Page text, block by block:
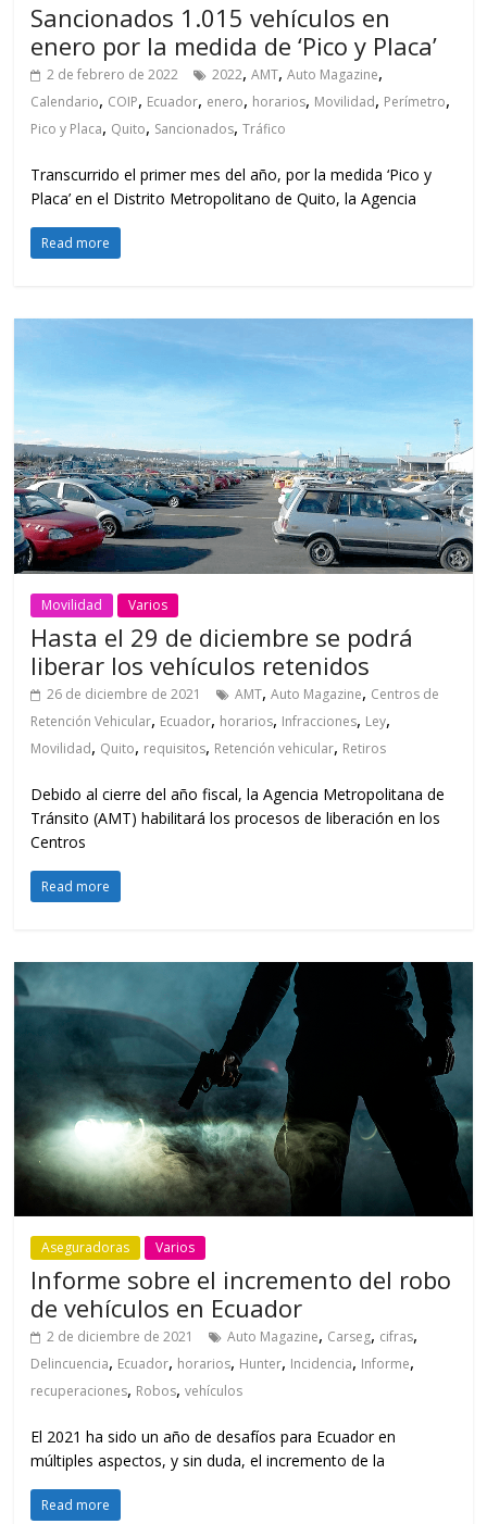
Sancionados 1.015 vehículos en
enero por la medida de ‘Pico y Placa’
2 de febrero de 2022 2022,AMT,Auto Magazine,
Calendario, COIP, Ecuador, enero, horarios, Movilidad, Perímetro,
Pico y Placa, Quito, Sancionados,Tráfico
Transcurrido el primer mes del año, por la medida ‘Pico y
Placa’ en el Distrito Metropolitano de Quito, la Agencia
Read more
Movilidad Varios
Hasta el 29 de diciembre se podrá
liberar los vehículos retenidos
26 de diciembre de 2021 AMT,Auto Magazine, Centros de
Retención Vehicular, Ecuador, horarios, Infracciones, Ley,
Movilidad, Quito, requisitos, Retención vehicular, Retiros
Debido al cierre del año fiscal, la Agencia Metropolitana de
Tránsito (AMT) habilitará los procesos de liberación en los
Centros
Read more
Aseguradoras Varios
Informe sobre el incremento del robo
de vehículos en Ecuador
2 de diciembre de 2021 Auto Magazine, Carseg, cifras,
Delincuencia, Ecuador, horarios, Hunter, Incidencia, Informe,
recuperaciones, Robos,vehículos
El 2021 ha sido un año de desafíos para Ecuador en
múltiples aspectos, y sin duda, el incremento de la
Read more